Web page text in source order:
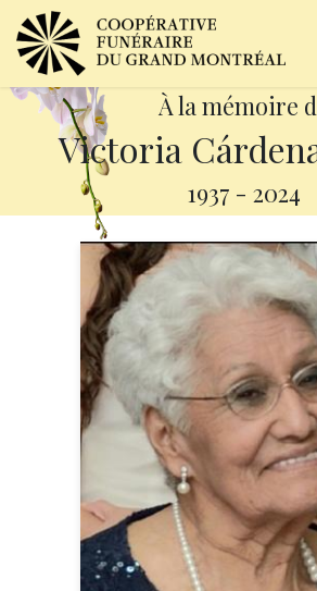
À la mémoire
Victoria
1937 - 2024